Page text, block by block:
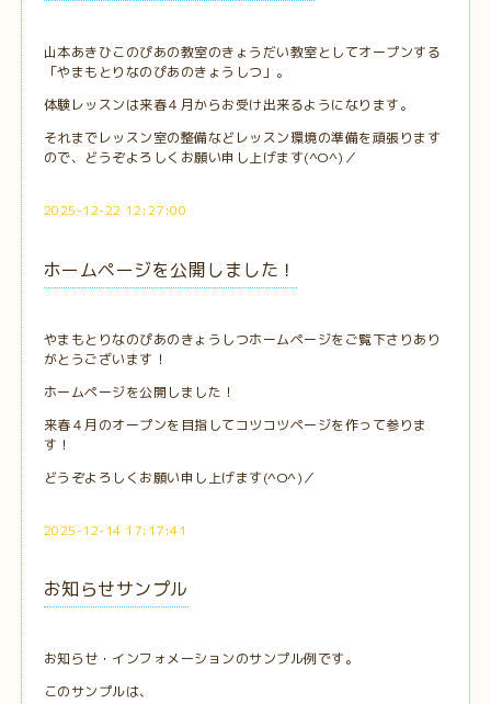
山本あきひこのぴあの教室のきょうだい教室としてオープンする
「やまもとりなのぴあのきょうしつ」。
体験レッスンは来春４月からお受け出来るようになります。
それまでレッスン室の整備などレッスン環境の準備を頑張ります
ので、どうぞよろしくお願い申し上げます(^O^)／
2025-12-22 12:27:00
ホームページを公開しました！
やまもとりなのぴあのきょうしつホームページをご覧下さりあり
がとうございます！
ホームページを公開しました！
来春４月のオープンを目指してコツコツページを作って参りま
す！
どうぞよろしくお願い申し上げます(^O^)／
2025-12-14 17:17:41
お知らせサンプル
お知らせ・インフォメーションのサンプル例です。
このサンプルは、